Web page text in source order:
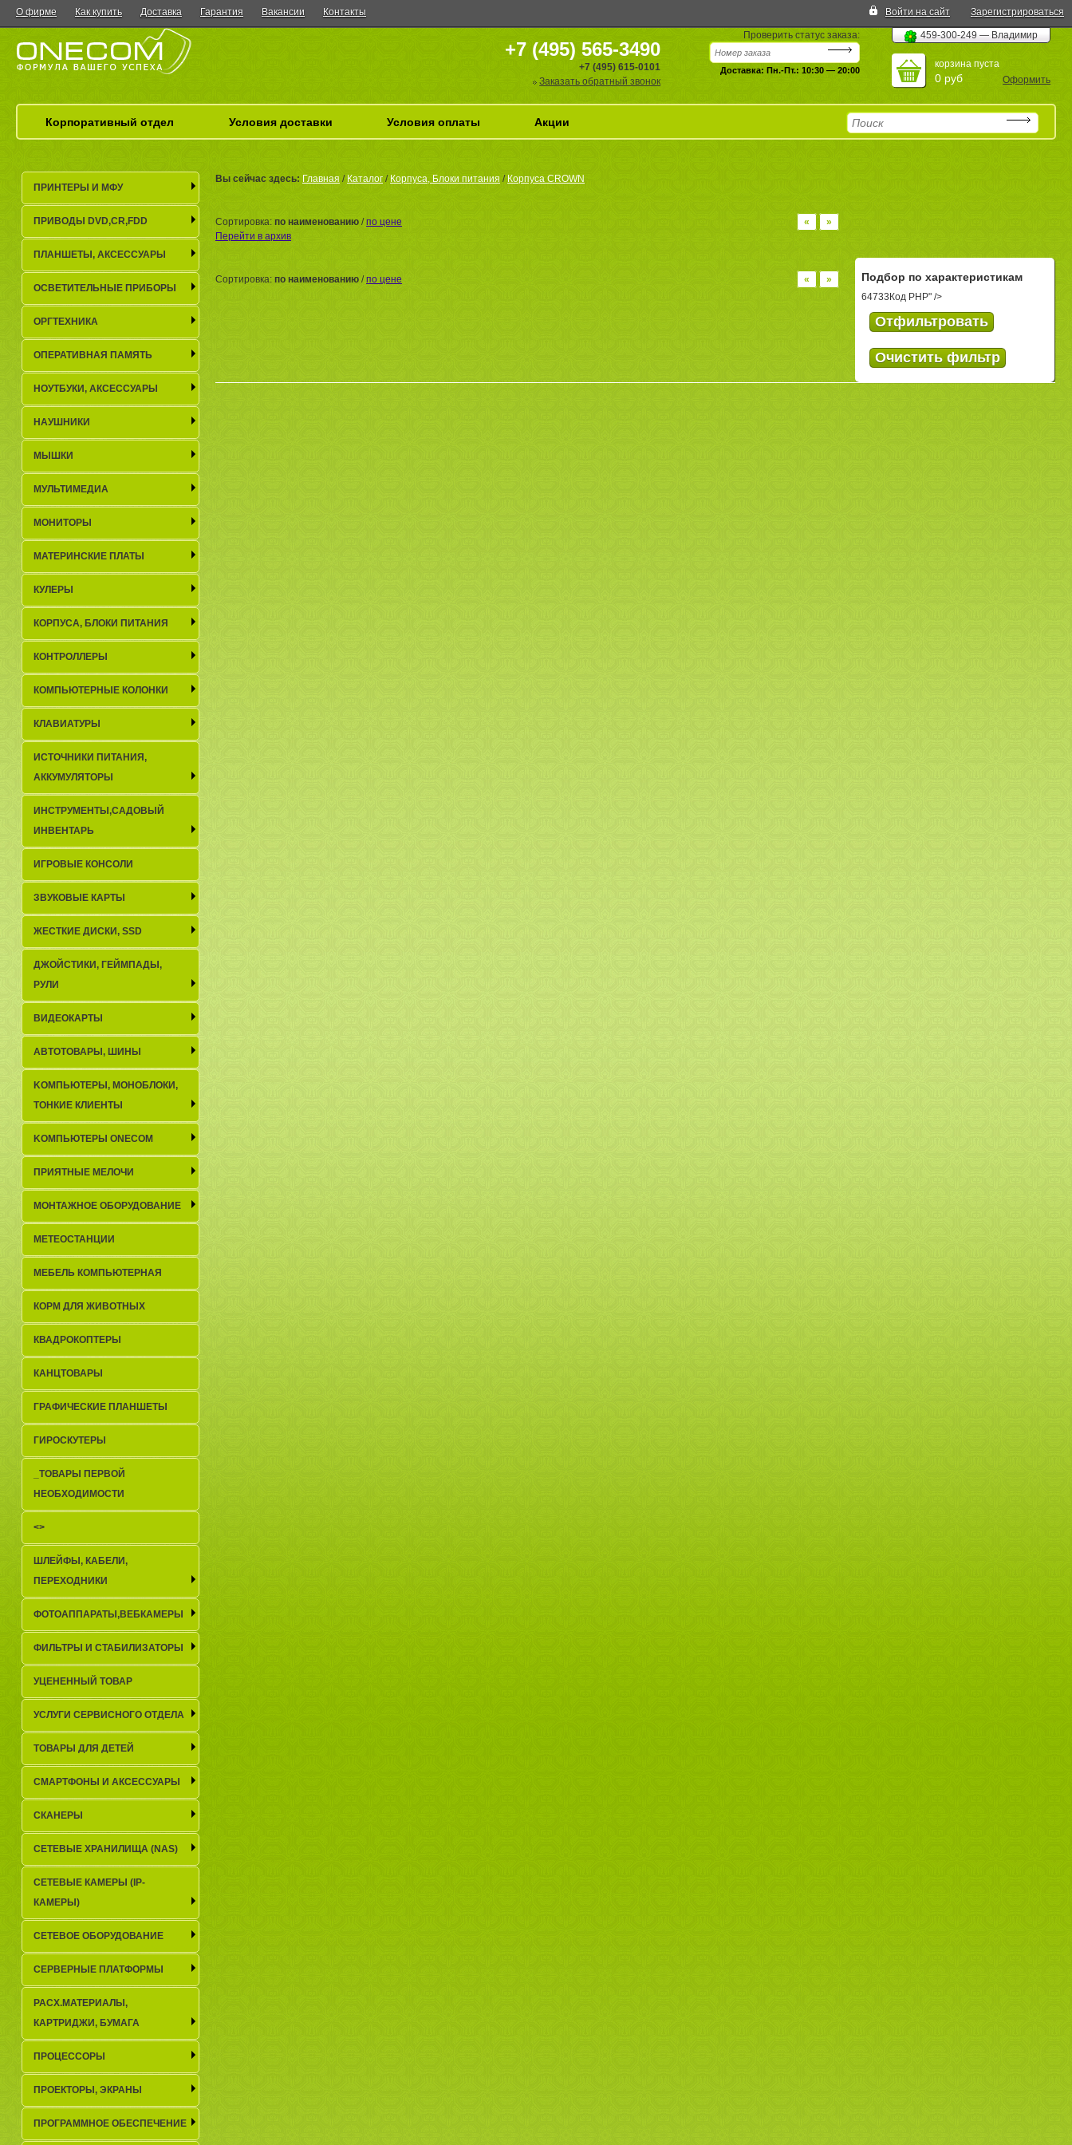
О фирме Как купить Доставка Гарантия Вакансии Контакты Войти на сайт Зарегистрироваться
+7 (495) 565-3490
+7 (495) 615-0101
Заказать обратный звонок
Проверить статус заказа:
Доставка: Пн.-Пт.: 10:30 — 20:00
459-300-249 — Владимир
корзина пуста
0 руб Оформить
Корпоративный отдел Условия доставки Условия оплаты Акции
Вы сейчас здесь: Главная / Каталог / Корпуса, Блоки питания / Корпуса CROWN
« »
Сортировка: по наименованию /по цене
Перейти в архив
« »
Сортировка: по наименованию /по цене Подбор по характеристикам
64733 Код PHP" />
ПРИНТЕРЫ И МФУ
ПРИВОДЫ DVD,CR,FDD
ПЛАНШЕТЫ, АКСЕСCУАРЫ
ОСВЕТИТЕЛЬНЫЕ ПРИБОРЫ
ОРГТЕХНИКА
ОПЕРАТИВНАЯ ПАМЯТЬ
НОУТБУКИ, АКСЕСCУАРЫ
НАУШНИКИ
МЫШКИ
МУЛЬТИМЕДИА
МОНИТОРЫ
МАТЕРИНСКИЕ ПЛАТЫ
КУЛЕРЫ
КОРПУСА, БЛОКИ ПИТАНИЯ
КОНТРОЛЛЕРЫ
КОМПЬЮТЕРНЫЕ КОЛОНКИ
КЛАВИАТУРЫ
ИСТОЧНИКИ ПИТАНИЯ,
АККУМУЛЯТОРЫ
ИНСТРУМЕНТЫ,САДОВЫЙ
ИНВЕНТАРЬ
ИГРОВЫЕ КОНСОЛИ
ЗВУКОВЫЕ КАРТЫ
ЖЕСТКИЕ ДИСКИ, SSD
ДЖОЙСТИКИ, ГЕЙМПАДЫ,
РУЛИ
ВИДЕОКАРТЫ
АВТОТОВАРЫ, ШИНЫ
KОМПЬЮТЕРЫ, МОНОБЛОКИ,
ТОНКИЕ КЛИЕНТЫ
KОМПЬЮТЕРЫ ONECOM
ПРИЯТНЫЕ МЕЛОЧИ
МОНТАЖНОЕ ОБОРУДОВАНИЕ
МЕТЕОСТАНЦИИ
МЕБЕЛЬ КОМПЬЮТЕРНАЯ
КОРМ ДЛЯ ЖИВОТНЫХ
КВАДРОКОПТЕРЫ
КАНЦТОВАРЫ
ГРАФИЧЕСКИЕ ПЛАНШЕТЫ
ГИРОСКУТЕРЫ
_TОВАРЫ ПЕРВОЙ
НЕОБХОДИМОСТИ
<>
ШЛЕЙФЫ, КАБЕЛИ,
ПЕРЕХОДНИКИ
ФОТОАППАРАТЫ,ВЕБКАМЕРЫ
ФИЛЬТРЫ И СТАБИЛИЗАТОРЫ
УЦЕНЕННЫЙ ТОВАР
УСЛУГИ СЕРВИСНОГО ОТДЕЛА
ТОВАРЫ ДЛЯ ДЕТЕЙ
СМАРТФОНЫ И АКСЕССУАРЫ
СКАНЕРЫ
СЕТЕВЫЕ ХРАНИЛИЩА (NAS)
СЕТЕВЫЕ КАМЕРЫ (IP-
КАМЕРЫ)
СЕТЕВОЕ ОБОРУДОВАНИЕ
СЕРВЕРНЫЕ ПЛАТФОРМЫ
РАСХ.МАТЕРИАЛЫ,
КАРТРИДЖИ, БУМАГА
ПРОЦЕССОРЫ
ПРОЕКТОРЫ, ЭКРАНЫ
ПРОГРАММНОЕ ОБЕСПЕЧЕНИЕ